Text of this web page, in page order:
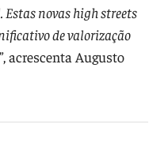
novas high streets
de valorização
acrescenta Augusto